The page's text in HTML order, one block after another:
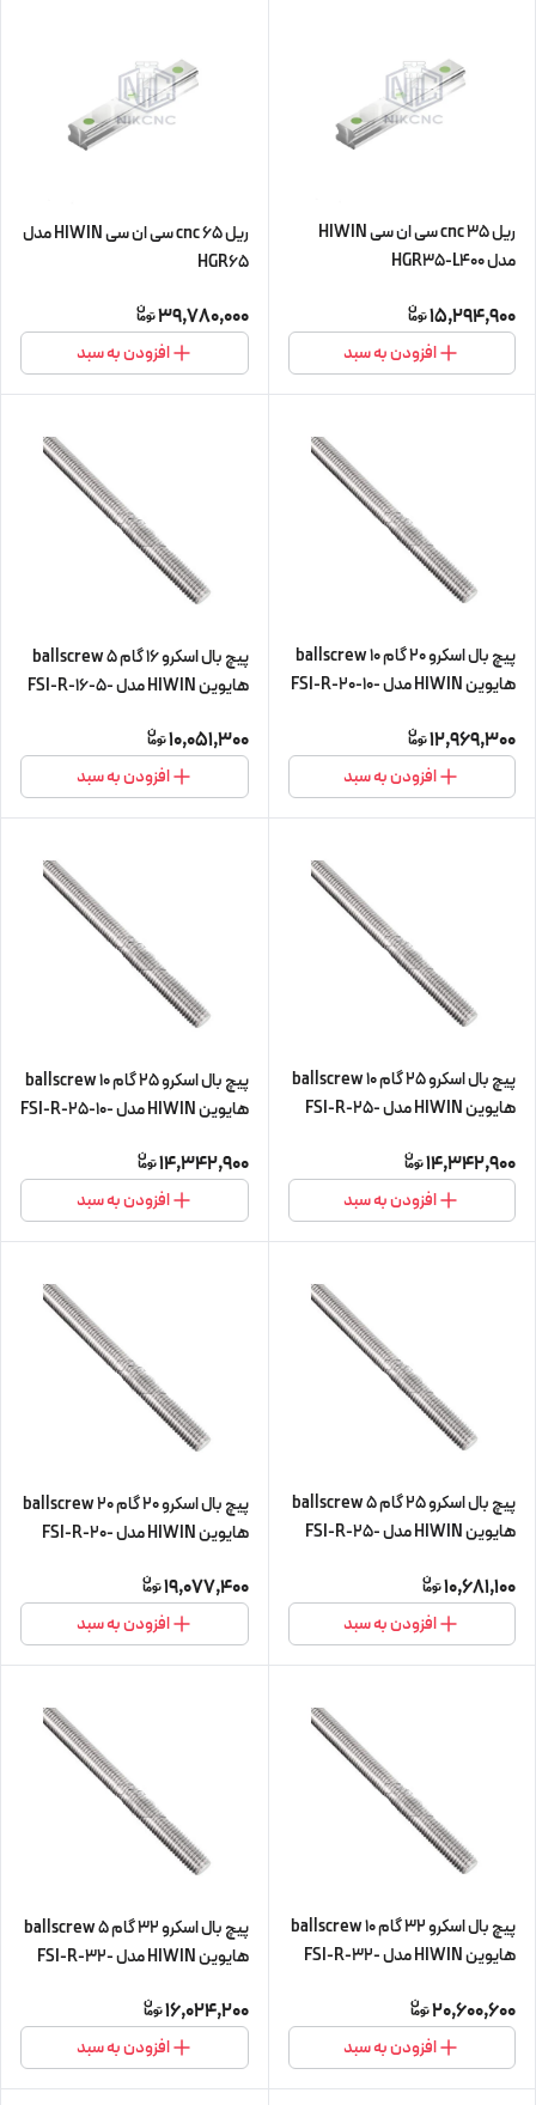
ریل 35 cnc سی ان سی HIWIN
مدل HGR35-L400
15,294,900
افزودن به سبد
ریل 65 cnc سی ان سی HIWIN مدل
HGR65
39,780,000
افزودن به سبد
پیچ بال اسکرو 20 گام 10 ballscrew
هایوین HIWIN مدل FSI-R-20-10-
12,969,300
افزودن به سبد
پیچ بال اسکرو 16 گام 5 ballscrew
هایوین HIWIN مدل FSI-R-16-5-
10,051,300
افزودن به سبد
پیچ بال اسکرو 25 گام 10 ballscrew
هایوین HIWIN مدل FSI-R-25-
سی)
14,342,900
افزودن به سبد
پیچ بال اسکرو 25 گام 10 ballscrew
هایوین HIWIN مدل FSI-R-25-10-
14,342,900
افزودن به سبد
پیچ بال اسکرو 25 گام 5 ballscrew
هایوین HIWIN مدل FSI-R-25-
سی)
10,681,100
افزودن به سبد
پیچ بال اسکرو 20 گام 20 ballscrew
هایوین HIWIN مدل FSI-R-20-
سی)
19,077,400
افزودن به سبد
پیچ بال اسکرو 32 گام 10 ballscrew
هایوین HIWIN مدل FSI-R-32-
سی)
20,600,600
افزودن به سبد
پیچ بال اسکرو 32 گام 5 ballscrew
هایوین HIWIN مدل FSI-R-32-
سی)
16,024,200
افزودن به سبد